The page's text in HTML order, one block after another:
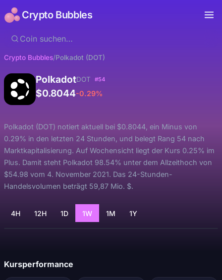
Crypto Bubbles
Crypto Bubbles/Polkadot (DOT)
PolkadotDOT #54
$0.8044-0.29%
Polkadot (DOT) notiert aktuell bei $0.8044, ein Minus von
0.29% in den letzten 24 Stunden, und belegt Rang 54 nach
Marktkapitalisierung. Auf Wochensicht liegt der Kurs 0.25% im
Plus. Damit steht Polkadot 98.54% unter dem Allzeithoch von
$54.98 vom 4. November 2021. Das 24-Stunden-
Handelsvolumen beträgt 59,87 Mio. $.
4H 12H 1D 1W 1M 1Y
Kursperformance